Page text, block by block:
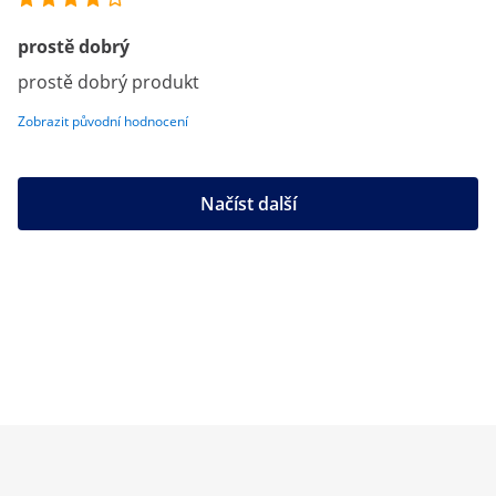
prostě dobrý
prostě dobrý produkt
Zobrazit původní hodnocení
Načíst další